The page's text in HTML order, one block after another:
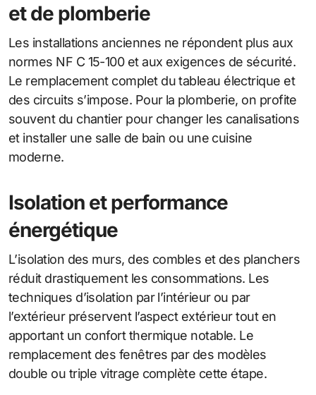
et de plomberie
Les installations anciennes ne répondent plus aux
normes NF C 15-100 et aux exigences de sécurité.
Le remplacement complet du tableau électrique et
des circuits s’impose. Pour la plomberie, on profite
souvent du chantier pour changer les canalisations
et installer une salle de bain ou une cuisine
moderne.
Isolation et performance
énergétique
L’isolation des murs, des combles et des planchers
réduit drastiquement les consommations. Les
techniques d’isolation par l’intérieur ou par
l’extérieur préservent l’aspect extérieur tout en
apportant un confort thermique notable. Le
remplacement des fenêtres par des modèles
double ou triple vitrage complète cette étape.